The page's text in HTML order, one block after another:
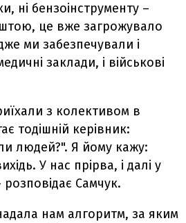
ні бензоінструменту –
це вже загрожувало
ми забезпечували і
заклади, і військові
з колективом в
тодішній керівник:
людей?". Я йому кажу:
У нас прірва, і далі у
розповідає Самчук.
нам алгоритм, за яким